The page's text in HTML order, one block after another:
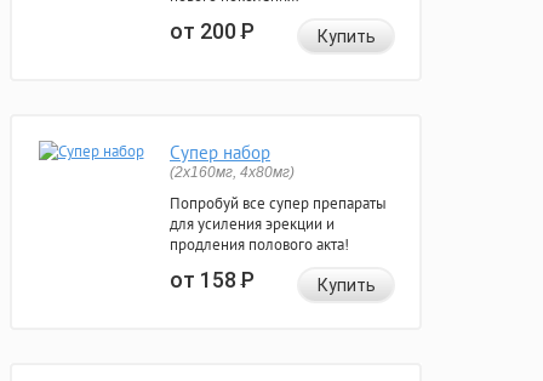
от 200Р Купить
Супер набор
(2х160мг, 4х80мг)
Попробуй все супер препараты
для усиления эрекции и
продления полового акта!
от 158Р Купить